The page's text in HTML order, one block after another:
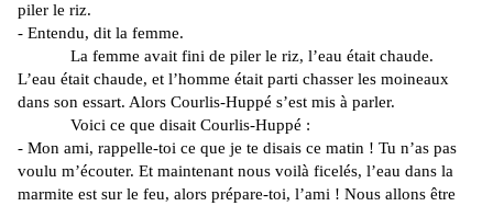
piler le riz.
- Entendu, dit la femme.
La femme avait fini de piler le riz, l’eau était chaude.
L’eau était chaude, et l’homme était parti chasser les moineaux
dans son essart. Alors Courlis-Huppé s’est mis à parler.
Voici ce que disait Courlis-Huppé :
- Mon ami, rappelle-toi ce que je te disais ce matin ! Tu n’as pas
voulu m’écouter. Et maintenant nous voilà ficelés, l’eau dans la
marmite est sur le feu, alors prépare-toi, l’ami ! Nous allons être